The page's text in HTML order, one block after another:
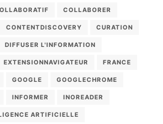
COLLABORER
CONTENTDISCOVERY CURATION
DIFFUSER L'INFORMATION
EXTENSIONNAVIGATEUR FRANCE
GOOGLE GOOGLECHROME
INFORMER INOREADER
ARTIFICIELLE